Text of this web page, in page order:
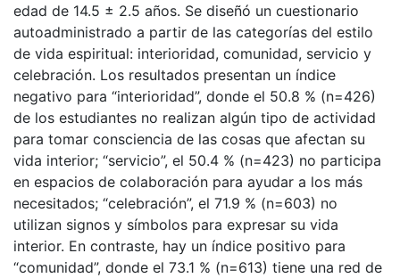
edad de 14.5 ± 2.5 años. Se diseñó un cuestionario
autoadministrado a partir de las categorías del estilo
de vida espiritual: interioridad, comunidad, servicio y
celebración. Los resultados presentan un índice
negativo para “interioridad”, donde el 50.8 % (n=426)
de los estudiantes no realizan algún tipo de actividad
para tomar consciencia de las cosas que afectan su
vida interior; “servicio”, el 50.4 % (n=423) no participa
en espacios de colaboración para ayudar a los más
necesitados; “celebración”, el 71.9 % (n=603) no
utilizan signos y símbolos para expresar su vida
interior. En contraste, hay un índice positivo para
“comunidad”, donde el 73.1 % (n=613) tiene una red de